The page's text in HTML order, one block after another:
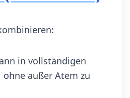
in vollständigen
ohne außer Atem zu